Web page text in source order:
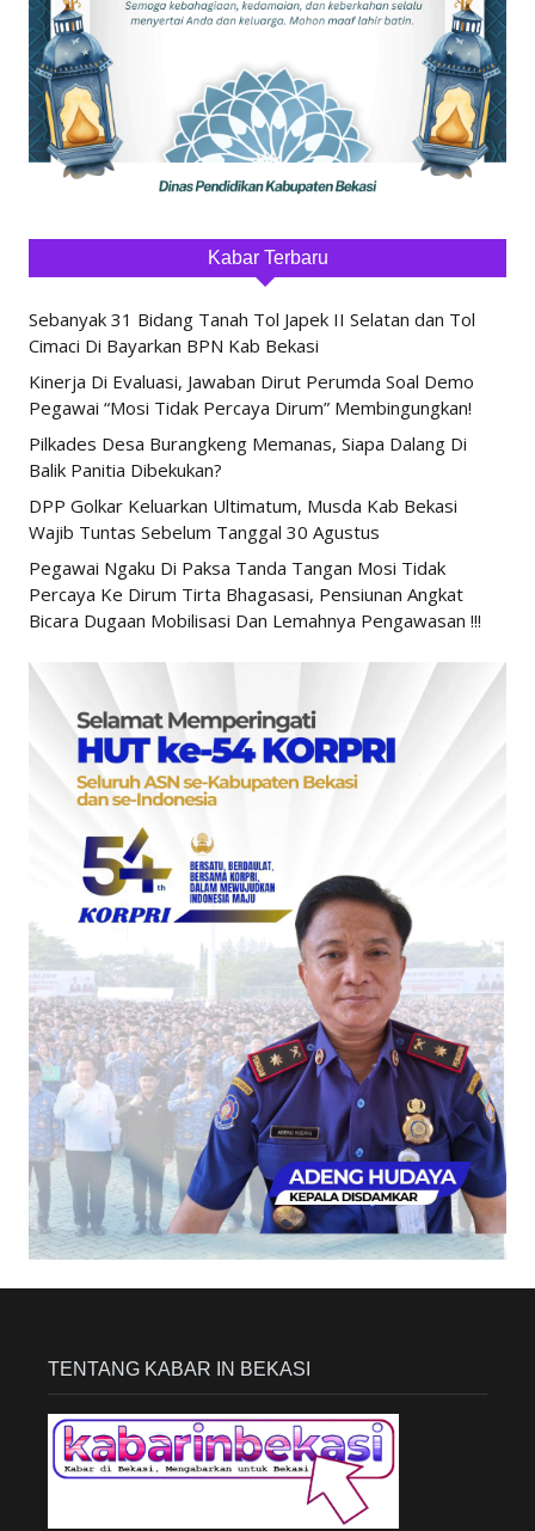
Kabar Terbaru
Sebanyak 31 Bidang Tanah Tol Japek II Selatan dan Tol
Cimaci Di Bayarkan BPN Kab Bekasi
Kinerja Di Evaluasi, Jawaban Dirut Perumda Soal Demo
Pegawai “Mosi Tidak Percaya Dirum” Membingungkan!
Pilkades Desa Burangkeng Memanas, Siapa Dalang Di
Balik Panitia Dibekukan?
DPP Golkar Keluarkan Ultimatum, Musda Kab Bekasi
Wajib Tuntas Sebelum Tanggal 30 Agustus
Pegawai Ngaku Di Paksa Tanda Tangan Mosi Tidak
Percaya Ke Dirum Tirta Bhagasasi, Pensiunan Angkat
Bicara Dugaan Mobilisasi Dan Lemahnya Pengawasan !!!
TENTANG KABAR IN BEKASI